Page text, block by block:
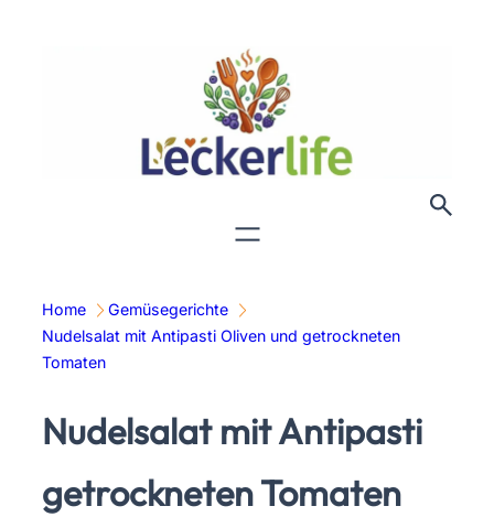
Home
Gemüsegerichte
Nudelsalat mit Antipasti Oliven und getrockneten
Tomaten
Nudelsalat mit Antipasti
getrockneten Tomaten